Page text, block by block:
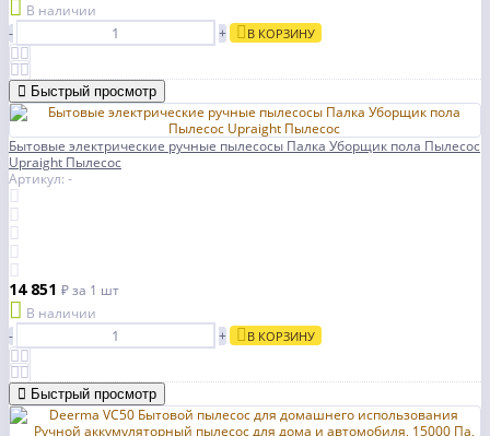
В наличии
-
+ В КОРЗИНУ
Быстрый просмотр
Бытовые электрические ручные пылесосы Палка Уборщик пола Пылесос
Upraight Пылесос
Артикул: -
14 851 ₽за 1 шт
В наличии
-
+ В КОРЗИНУ
Быстрый просмотр